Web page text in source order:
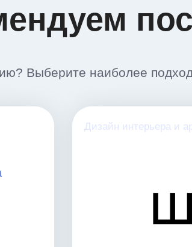
Выберите наиболее
Дизайн интерьера и